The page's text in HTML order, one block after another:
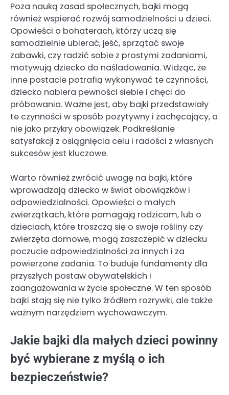
Poza nauką zasad społecznych, bajki mogą
również wspierać rozwój samodzielności u dzieci.
Opowieści o bohaterach, którzy uczą się
samodzielnie ubierać, jeść, sprzątać swoje
zabawki, czy radzić sobie z prostymi zadaniami,
motywują dziecko do naśladowania. Widząc, że
inne postacie potrafią wykonywać te czynności,
dziecko nabiera pewności siebie i chęci do
próbowania. Ważne jest, aby bajki przedstawiały
te czynności w sposób pozytywny i zachęcający, a
nie jako przykry obowiązek. Podkreślanie
satysfakcji z osiągnięcia celu i radości z własnych
sukcesów jest kluczowe.
Warto również zwrócić uwagę na bajki, które
wprowadzają dziecko w świat obowiązków i
odpowiedzialności. Opowieści o małych
zwierzątkach, które pomagają rodzicom, lub o
dzieciach, które troszczą się o swoje rośliny czy
zwierzęta domowe, mogą zaszczepić w dziecku
poczucie odpowiedzialności za innych i za
powierzone zadania. To buduje fundamenty dla
przyszłych postaw obywatelskich i
zaangażowania w życie społeczne. W ten sposób
bajki stają się nie tylko źródłem rozrywki, ale także
ważnym narzędziem wychowawczym.
Jakie bajki dla małych dzieci powinny
być wybierane z myślą o ich
bezpieczeństwie?